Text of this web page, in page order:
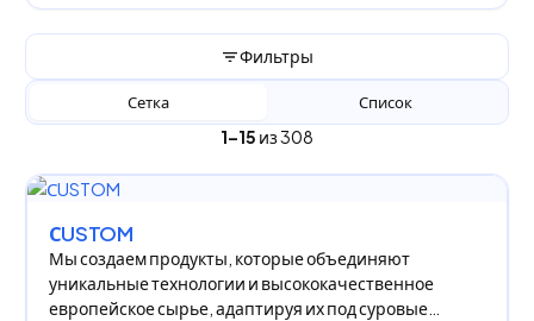
Фильтры
1–15 из 308
Сетка Список
СUSTOM
Мы создаем продукты, которые объединяют
уникальные технологии и высококачественное
европейское сырье, адаптируя их под суровые